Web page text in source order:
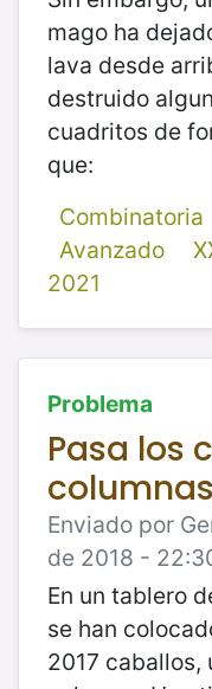
mago ha
lava desde
destruido
cuadritos de
que:
Combinatoria
Avanzado
2021
Problema
Pasa los
Enviado por
de 2018 -
En un tablero
se han
2017 caballos,